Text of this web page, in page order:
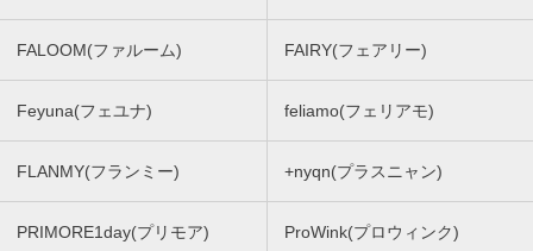
FALOOM(ファルーム) FAIRY(フェアリー)
Feyuna(フェユナ) feliamo(フェリアモ)
FLANMY(フランミー) +nyqn(プラスニャン)
PRIMORE1day(プリモア) ProWink(プロウィンク)